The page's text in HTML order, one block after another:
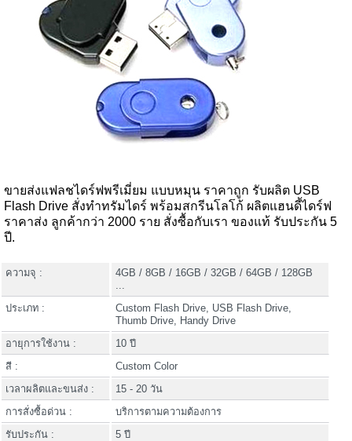
ขายส่งแฟลชไดร์ฟพรีเมี่ยม แบบหมุน ราคาถูก รับผลิต USB
Flash Drive สั่งทำทรัมไดร์ พร้อมสกรีนโลโก้ ผลิตแฮนดี้ไดร์ฟ
ราคาส่ง ลูกค้ากว่า 2000 ราย สั่งซื้อกับเรา ของแท้ รับประกัน 5
ปี.
ความจุ :
4GB / 8GB / 16GB / 32GB / 64GB / 128GB
ประเภท :
Custom Flash Drive, USB Flash Drive,
Thumb Drive, Handy Drive
อายุการใช้งาน :
10 ปี
สี :
Custom Color
เวลาผลิตและขนส่ง :
15 - 20 วัน
การสั่งซื้อด่วน :
บริการตามความต้องการ
รับประกัน :
5 ปี